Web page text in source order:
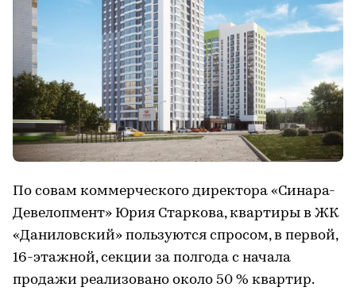
По совам коммерческого директора «Синара-
Девелопмент» Юрия Старкова, квартиры в ЖК
«Даниловский» пользуются спросом, в первой,
16-этажной, секции за полгода с начала
продажи реализовано около 50 % квартир.